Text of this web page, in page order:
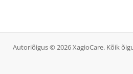
Autoriõigus © 2026 XagioCare. Kõik